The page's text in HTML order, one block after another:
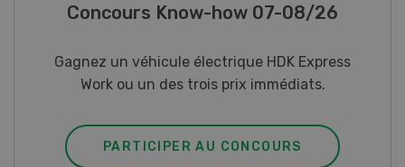
Photo mystère 07-08/26
Gagnez l’un des cinq couteaux de poche LANDI
PARTICIPER AU CONCOURS